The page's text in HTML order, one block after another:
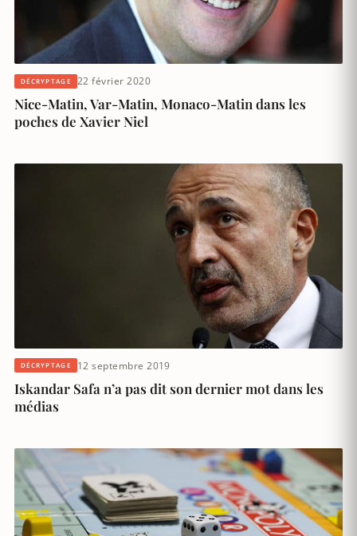
DÉCRYPTAGE 22 février 2020
Nice-Matin, Var-Matin, Monaco-Matin dans les
poches de Xavier Niel
DÉCRYPTAGE 12 septembre 2019
Iskandar Safa n’a pas dit son dernier mot dans les
médias